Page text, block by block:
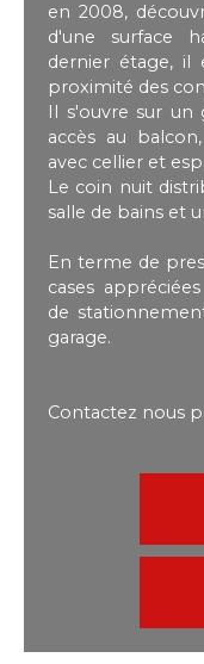
en 2008,
d'une surface
dernier étage, il
proximité des
Il s'ouvre sur un
accès au
avec cellier et
Le coin nuit
salle de bains et
En terme de
cases
de
garage.
Contactez nous